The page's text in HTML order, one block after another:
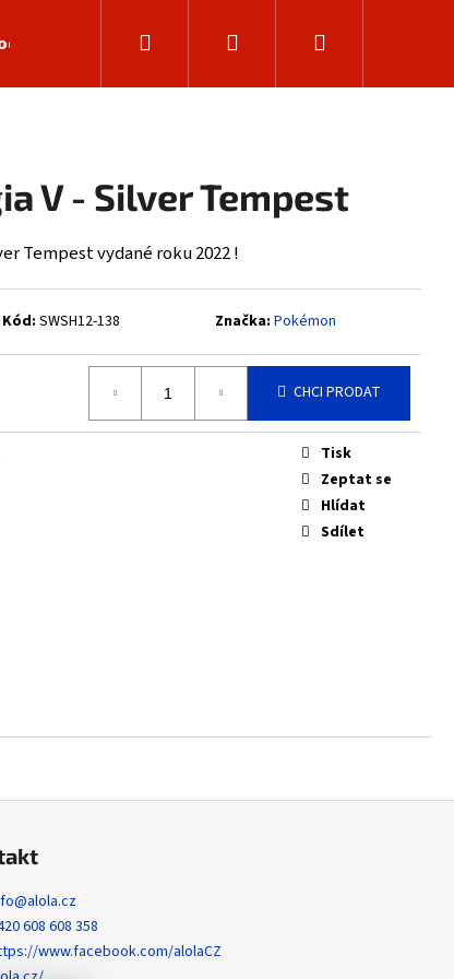
Přihlášení
V - Silver Tempest
Tempest vydané roku 2022 !
Kód: SWSH12-138 Značka:Pokémon
CHCI PRODAT
Tisk
Zeptat se
Hlídat
Sdílet
Následující
EX - PERFECT
@alola.cz
608 608 358
www.facebook.com/alolaCZ